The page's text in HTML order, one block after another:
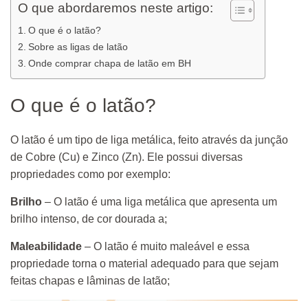
O que abordaremos neste artigo:
O que é o latão?
Sobre as ligas de latão
Onde comprar chapa de latão em BH
O que é o latão?
O latão é um tipo de liga metálica, feito através da junção
de Cobre (Cu) e Zinco (Zn). Ele possui diversas
propriedades como por exemplo:
Brilho – O latão é uma liga metálica que apresenta um
brilho intenso, de cor dourada a;
Maleabilidade – O latão é muito maleável e essa
propriedade torna o material adequado para que sejam
feitas chapas e lâminas de latão;